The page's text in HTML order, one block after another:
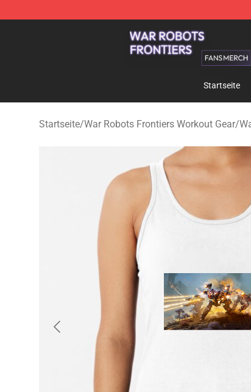
War Robots Frontiers Shop - Official War Robots
Startseite
Startseite/War Robots Frontiers Workout Gear/